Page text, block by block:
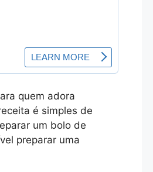
quem adora
é simples de
um bolo de
preparar uma